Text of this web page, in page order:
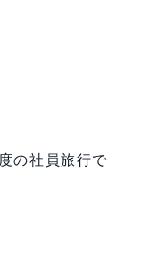
の社員旅行で